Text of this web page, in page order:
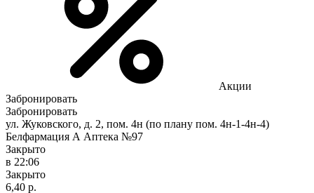
Акции
Забронировать
Забронировать
ул. Жуковского, д. 2, пом. 4н (по плану пом. 4н-1-4н-4)
Белфармация А Аптека №97
Закрыто
в 22:06
Закрыто
6,40 р.